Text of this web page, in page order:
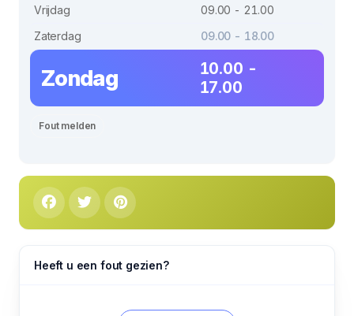
Vrijdag
09.00 - 21.00
Zaterdag
09.00 - 18.00
Zondag
10.00 -
17.00
Fout melden
Heeft u een fout gezien?